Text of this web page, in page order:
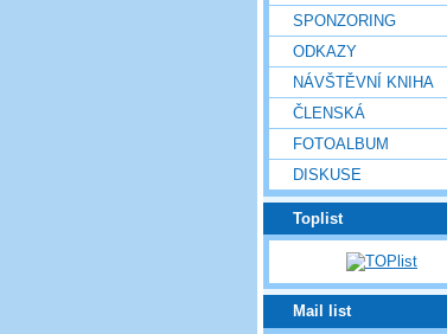
SPONZORING
ODKAZY
NÁVŠTĚVNÍ KNIHA
ČLENSKÁ
FOTOALBUM
DISKUSE
Toplist
Mail list